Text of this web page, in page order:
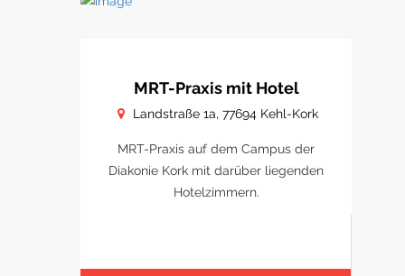
MRT-Praxis mit Hotel
Landstraße 1a, 77694 Kehl-Kork
MRT-Praxis auf dem Campus der
Diakonie Kork mit darüber liegenden
Hotelzimmern.